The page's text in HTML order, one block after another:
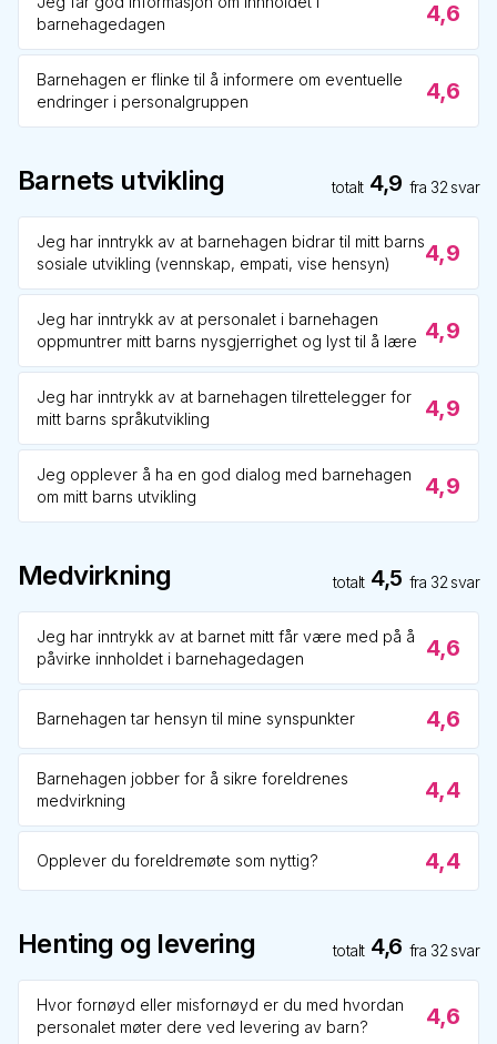
barnehagedagen
4,6
Barnehagen er flinke til å informere om eventuelle
endringer i personalgruppen
4,6
Barnets utvikling totalt 4,9 fra 32 svar
Jeg har inntrykk av at barnehagen bidrar til mitt barns
sosiale utvikling (vennskap, empati, vise hensyn)
4,9
Jeg har inntrykk av at personalet i barnehagen
oppmuntrer mitt barns nysgjerrighet og lyst til å lære 4,9
Jeg har inntrykk av at barnehagen tilrettelegger for
mitt barns språkutvikling
4,9
Jeg opplever å ha en god dialog med barnehagen
om mitt barns utvikling
4,9
Medvirkning totalt 4,5 fra 32 svar
Jeg har inntrykk av at barnet mitt får være med på å
påvirke innholdet i barnehagedagen
4,6
Barnehagen tar hensyn til mine synspunkter 4,6
Barnehagen jobber for å sikre foreldrenes
medvirkning
4,4
Opplever du foreldremøte som nyttig? 4,4
Henting og levering totalt 4,6 fra 32 svar
Hvor fornøyd eller misfornøyd er du med hvordan
personalet møter dere ved levering av barn?
4,6